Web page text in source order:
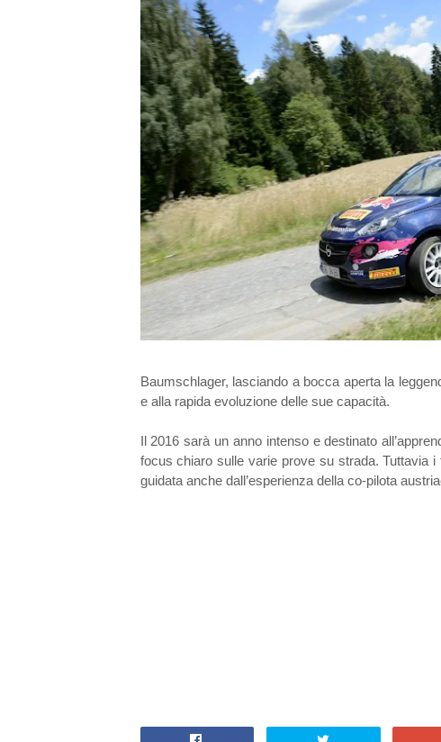
Baumschlager, lasciando a bocca aperta la
e alla rapida evoluzione delle sue capacità.
Il 2016 sarà un anno intenso e destinato
focus chiaro sulle varie prove su strada. Tuttavia
guidata anche dall’esperienza della co-pilota